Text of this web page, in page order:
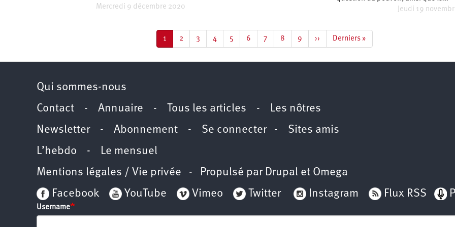
Mercredi 9 décembre 2020
Jeudi 19
Page
courante
1 Page
2 Page
3 Page
4 Page
5 Page
6 Page
7 Page
8 Page
9
Page
suivante
››
Dernière
page
Derniers »
Qui sommes-nous
Contact - Annuaire - Tous les articles - Les nôtres
Newsletter- Abonnement - Se connecter- Sites amis
L’hebdo - Le mensuel
Mentions légales / Vie privée - Propulsé par Drupal et Omega
Facebook
YouTube Vimeo Twitter Instagram Flux RSS
Username